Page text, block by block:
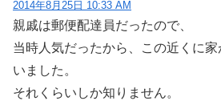
2014年8月25日 10:33 AM
親戚は郵便配達員だったので、
当時人気だったから、この近くに
いました。
それくらいしか知りません。